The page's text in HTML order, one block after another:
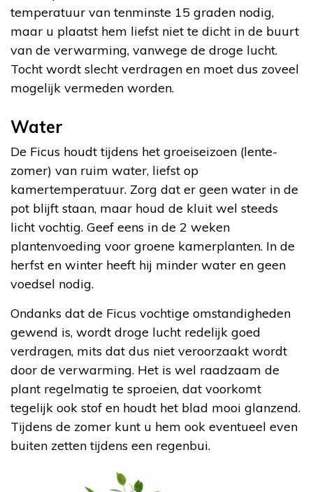
temperatuur van tenminste 15 graden nodig,
maar u plaatst hem liefst niet te dicht in de buurt
van de verwarming, vanwege de droge lucht.
Tocht wordt slecht verdragen en moet dus zoveel
mogelijk vermeden worden.
Water
De Ficus houdt tijdens het groeiseizoen (lente-
zomer) van ruim water, liefst op
kamertemperatuur. Zorg dat er geen water in de
pot blijft staan, maar houd de kluit wel steeds
licht vochtig. Geef eens in de 2 weken
plantenvoeding voor groene kamerplanten. In de
herfst en winter heeft hij minder water en geen
voedsel nodig.
Ondanks dat de Ficus vochtige omstandigheden
gewend is, wordt droge lucht redelijk goed
verdragen, mits dat dus niet veroorzaakt wordt
door de verwarming. Het is wel raadzaam de
plant regelmatig te sproeien, dat voorkomt
tegelijk ook stof en houdt het blad mooi glanzend.
Tijdens de zomer kunt u hem ook eventueel even
buiten zetten tijdens een regenbui.